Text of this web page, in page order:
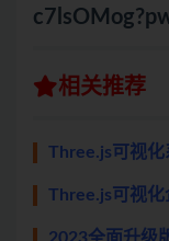
相关推荐
Three.js可视
Three.js可视